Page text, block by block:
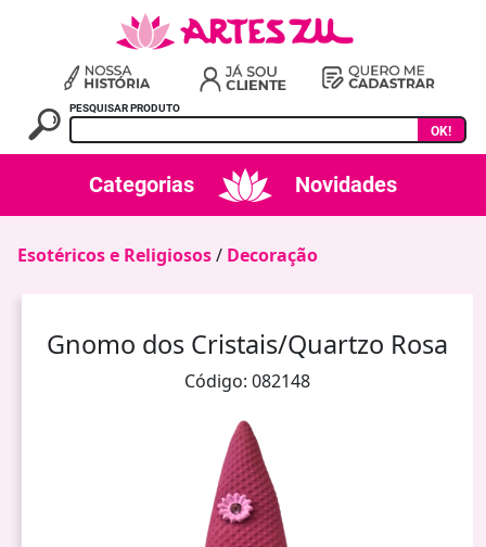
PESQUISAR PRODUTO
OK!
Categorias Novidades
Esotéricos e Religiosos/ Decoração
Gnomo dos Cristais/Quartzo Rosa
Código: 082148